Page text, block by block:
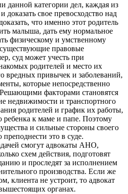
данной категории дел, каждая из
доказать свое превосходство над
что именно этот родитель
малыша, дать ему нормальное
физическому и умственному
правовые
суд может учесть при
родителей и место их
вредных привычек и заболеваний,
которые непосредственно
факторами становятся
недвижимости и транспортного
родителей и график их работы,
ребенка к маме и папе. Поэтому
и сильные стороны своего
это в суде.
смогут адвокаты АНО,
схем действия, подготовят
и проследят за исполнением
производства. Если же
клиента не устроит, то адвокат
органах.